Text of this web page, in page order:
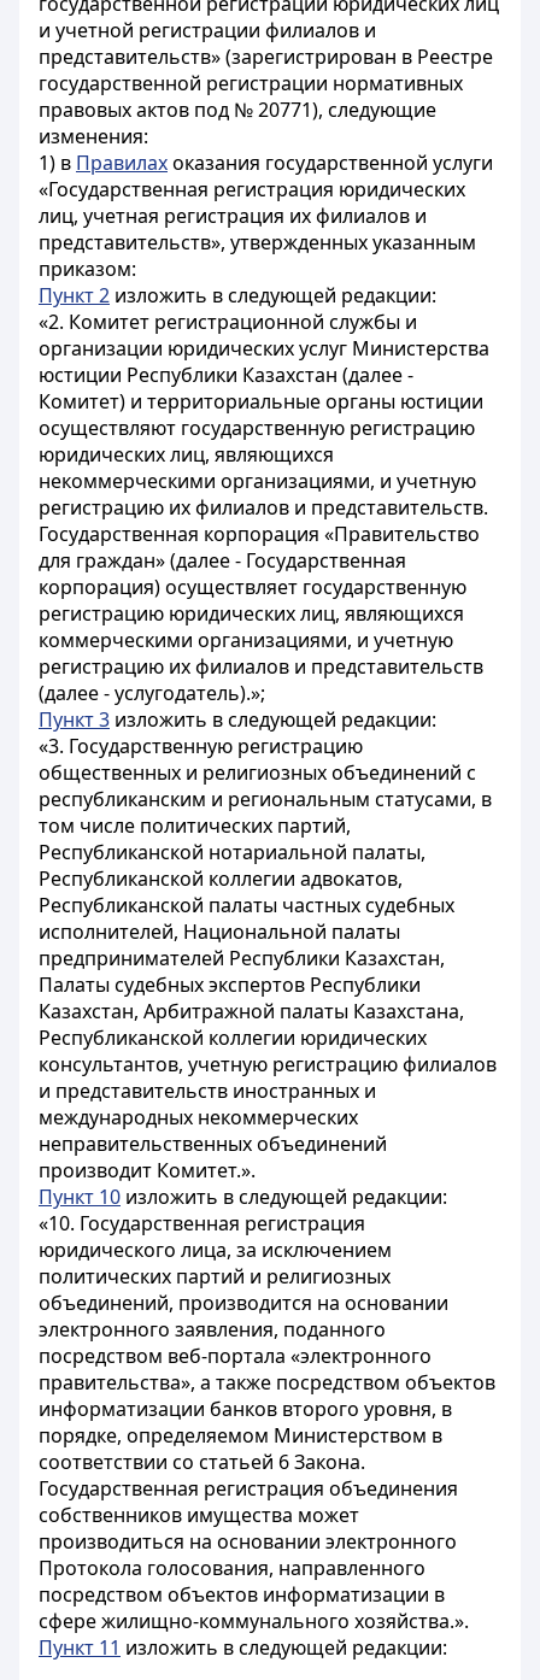
и учетной регистрации филиалов и
представительств» (зарегистрирован в Реестре
государственной регистрации нормативных
правовых актов под № 20771), следующие
изменения:
1) в Правилахоказания государственной услуги
«Государственная регистрация юридических
лиц, учетная регистрация их филиалов и
представительств», утвержденных указанным
приказом:
Пункт 2 изложить в следующей редакции:
«2. Комитет регистрационной службы и
организации юридических услуг Министерства
юстиции Республики Казахстан (далее -
Комитет) и территориальные органы юстиции
осуществляют государственную регистрацию
юридических лиц, являющихся
некоммерческими организациями, и учетную
регистрацию их филиалов и представительств.
Государственная корпорация «Правительство
для граждан» (далее - Государственная
корпорация) осуществляет государственную
регистрацию юридических лиц, являющихся
коммерческими организациями, и учетную
регистрацию их филиалов и представительств
(далее - услугодатель).»;
Пункт 3 изложить в следующей редакции:
«3. Государственную регистрацию
общественных и религиозных объединений с
республиканским и региональным статусами, в
том числе политических партий,
Республиканской нотариальной палаты,
Республиканской коллегии адвокатов,
Республиканской палаты частных судебных
исполнителей, Национальной палаты
предпринимателей Республики Казахстан,
Палаты судебных экспертов Республики
Казахстан, Арбитражной палаты Казахстана,
Республиканской коллегии юридических
консультантов, учетную регистрацию филиалов
и представительств иностранных и
международных некоммерческих
неправительственных объединений
производит Комитет.».
Пункт 10 изложить в следующей редакции:
«10. Государственная регистрация
юридического лица, за исключением
политических партий и религиозных
объединений, производится на основании
электронного заявления, поданного
посредством веб-портала «электронного
правительства», а также посредством объектов
информатизации банков второго уровня, в
порядке, определяемом Министерством в
соответствии со статьей 6Закона.
Государственная регистрация объединения
собственников имущества может
производиться на основании электронного
Протокола голосования, направленного
посредством объектов информатизации в
сфере жилищно-коммунального хозяйства.».
Пункт 11 изложить в следующей редакции: